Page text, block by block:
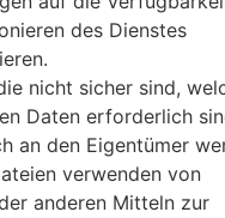
des Dienstes
nicht sicher sind,
Daten erforderlich
an den Eigentümer
verwenden von
anderen Mitteln zur